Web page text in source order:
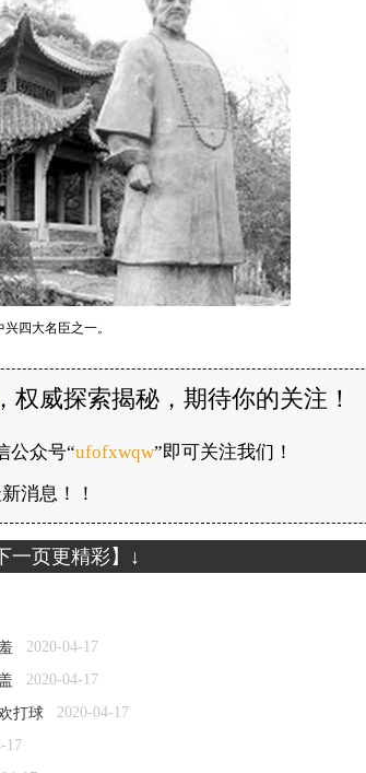
四大名臣之一。
，权威探索揭秘，期待你的关注！
公众号“ufofxwqw”即可关注我们！
消息！！
一页更精彩】↓
2020-04-17
2020-04-17
打球 2020-04-17
17